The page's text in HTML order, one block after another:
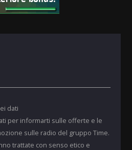
dati
per informarti sulle offerte e le
sulle radio del gruppo Time.
trattate con senso etico e